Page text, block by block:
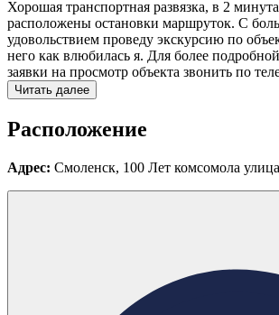
Хорошая транспортная развязка, в 2
расположены остановки маршруток. С
удовольствием проведу экскурсию по
него как влюбилась я. Для более
заявки на просмотр объекта звонить по
Читать далее
Расположение
Адрес: Смоленск, 100 Лет комсомола